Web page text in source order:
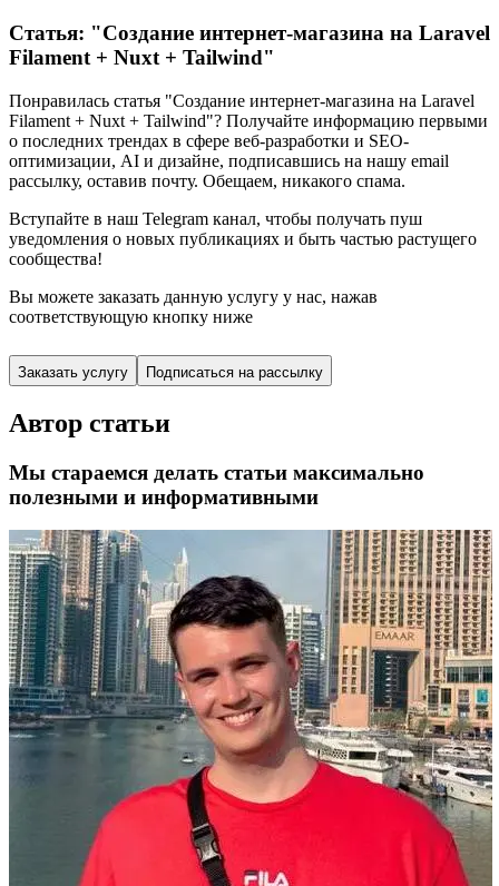
Статья: "Создание интернет-магазина на Laravel
Filament + Nuxt + Tailwind"
Понравилась статья "Создание интернет-магазина на Laravel
Filament + Nuxt + Tailwind"? Получайте информацию первыми
о последних трендах в сфере веб-разработки и SEO-
оптимизации, AI и дизайне, подписавшись на нашу email
рассылку, оставив почту. Обещаем, никакого спама.
Вступайте в наш Telegram канал, чтобы получать пуш
уведомления о новых публикациях и быть частью растущего
сообщества!
Вы можете заказать данную услугу у нас, нажав
соответствующую кнопку ниже
Заказать услугу Подписаться на рассылку
Автор статьи
Мы стараемся делать статьи максимально
полезными и информативными